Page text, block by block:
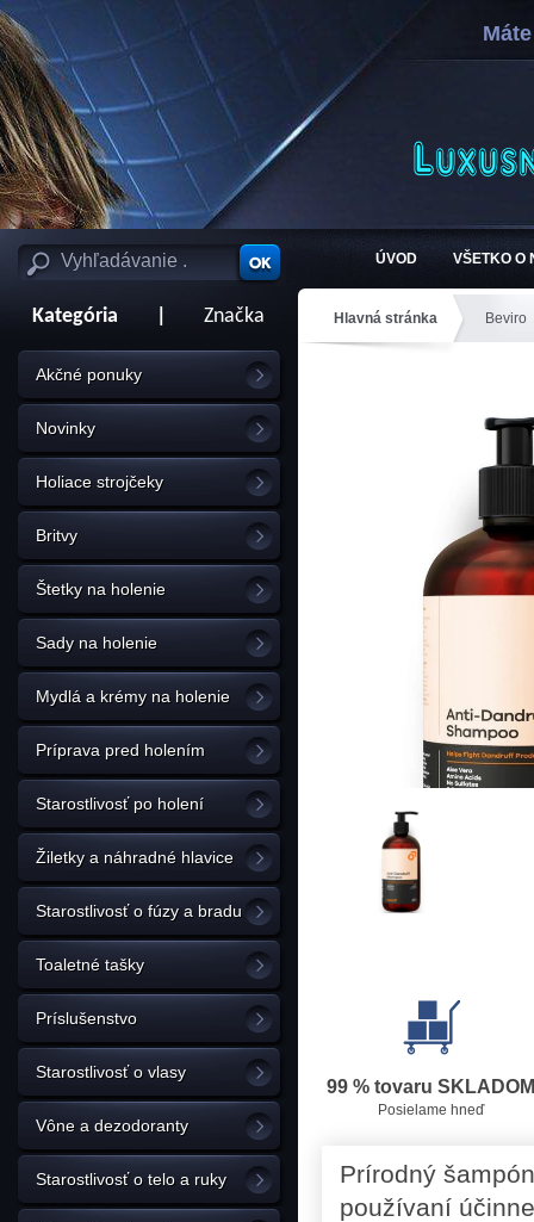
ÚVOD VŠETKO O
Kategória Značka
Akčné ponuky
Novinky
Holiace strojčeky
Britvy
Štetky na holenie
Sady na holenie
Mydlá a krémy na holenie
Príprava pred holením
Starostlivosť po holení
Žiletky a náhradné hlavice
Starostlivosť o fúzy a bradu
Toaletné tašky
Príslušenstvo
Starostlivosť o vlasy
Vône a dezodoranty
Starostlivosť o telo a ruky
Hlavná stránka Beviro
99 % tovaru SKLADOM
Posielame hneď
Prírodný
používaní